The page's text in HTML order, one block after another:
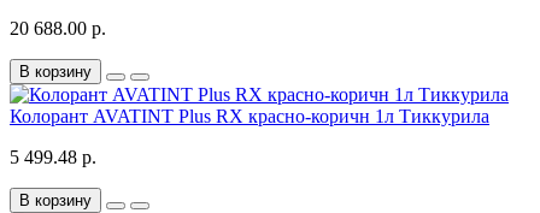
20 688.00 р.
В корзину
Колорант AVATINT Plus RX красно-коричн 1л Тиккурила
5 499.48 р.
В корзину